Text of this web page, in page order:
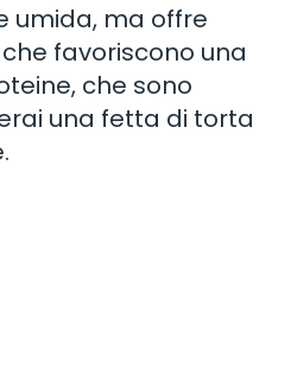
umida, ma offre
favoriscono una
che sono
una fetta di torta